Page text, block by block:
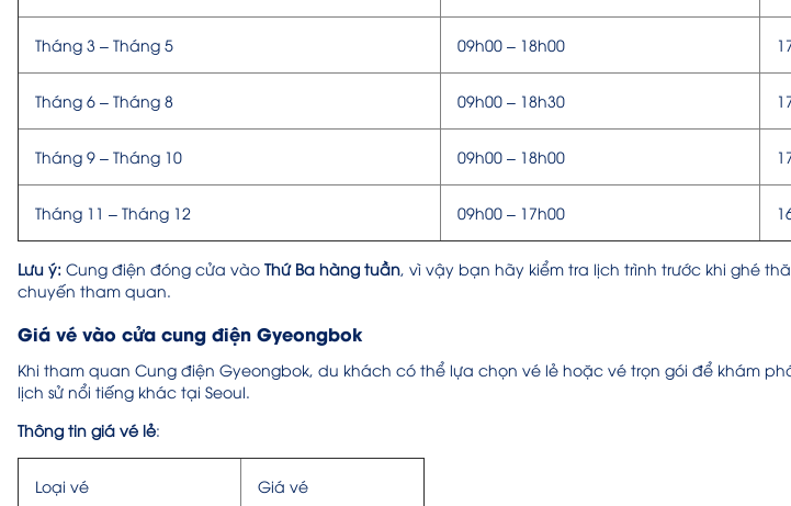
Tháng 3 – Tháng 5 09h00 – 18h00
Tháng 6 – Tháng 8 09h00 – 18h30
Tháng 9 – Tháng 10 09h00 – 18h00
Tháng 11 – Tháng 12 09h00 – 17h00
Lưu ý: Cung điện đóng cửa vào Thứ Ba hàng tuần, vì vậy bạn hãy kiểm tra lịch trình trước khi ghé
chuyến tham quan.
Giá vé vào cửa cung điện Gyeongbok
Khi tham quan Cung điện Gyeongbok, du khách có thể lựa chọn vé lẻ hoặc vé trọn gói để khám
lịch sử nổi tiếng khác tại Seoul.
Thông tin giá vé lẻ:
Loại vé Giá vé